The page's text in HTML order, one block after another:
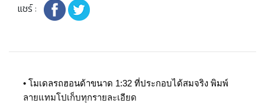
แชร์ :
• โมเดลรถฮอนด้าขนาด 1:32 ที่ประกอบได้สมจริง พิมพ์
ลายแทมโปเก็บทุกรายละเอียด